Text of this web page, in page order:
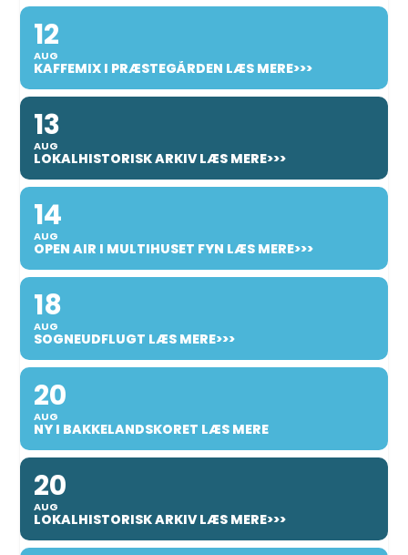
12
AUG
KAFFEMIX I PRÆSTEGÅRDEN LÆS MERE>>>
13
AUG
LOKALHISTORISK ARKIV LÆS MERE>>>
14
AUG
OPEN AIR I MULTIHUSET FYN LÆS MERE>>>
18
AUG
SOGNEUDFLUGT LÆS MERE>>>
20
AUG
NY I BAKKELANDSKORET LÆS MERE
20
AUG
LOKALHISTORISK ARKIV LÆS MERE>>>